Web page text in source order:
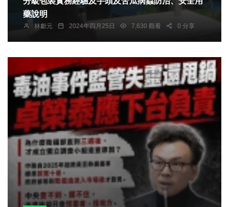
藥說明
林獻元 2024年四月25日 7,630 觀看 0 分享